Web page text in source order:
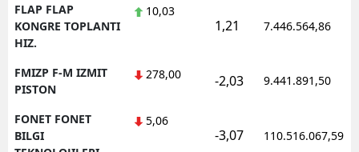
FLAP FLAP
KONGRE TOPLANTI
HIZ.
10,03
1,21 7.446.564,86
FMIZP F-M IZMIT
PISTON
278,00 -2,03 9.441.891,50
FONET FONET
BILGI
5,06
-3,07 110.516.067,59